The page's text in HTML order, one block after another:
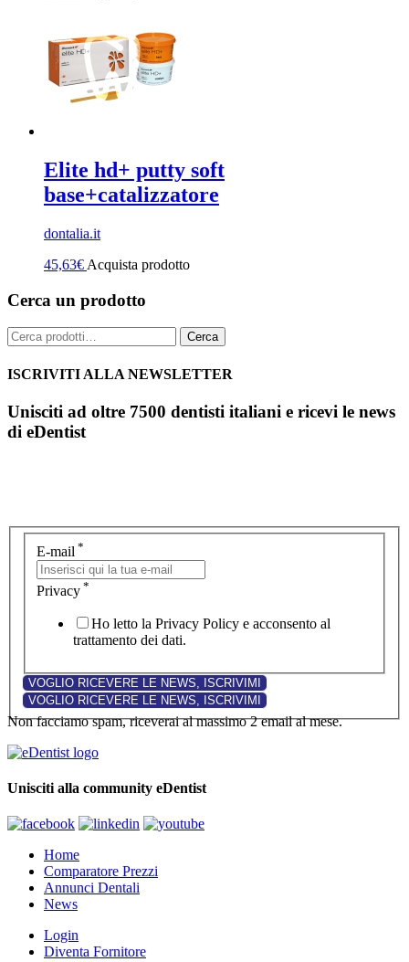
Elite hd+ putty soft
base+catalizzatore
dontalia.it
45,63€ Acquista prodotto
Cerca un prodotto
Cerca: Cerca
ISCRIVITI ALLA NEWSLETTER
Unisciti ad oltre 7500 dentisti italiani e ricevi le news
di eDentist
E-mail *
Privacy *
Ho letto la Privacy Policy e acconsento al
trattamento dei dati.
Non facciamo spam, riceverai al massimo 2 email al mese.
Unisciti alla community eDentist
Home
Comparatore Prezzi
Annunci Dentali
News
Login
Diventa Fornitore